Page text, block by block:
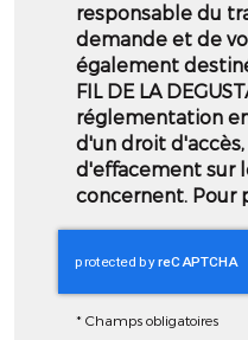
responsable du
demande et de
également
FIL DE LA
réglementation
d'un droit
d'effacement sur
concernent. Pour
*Champs obligatoires